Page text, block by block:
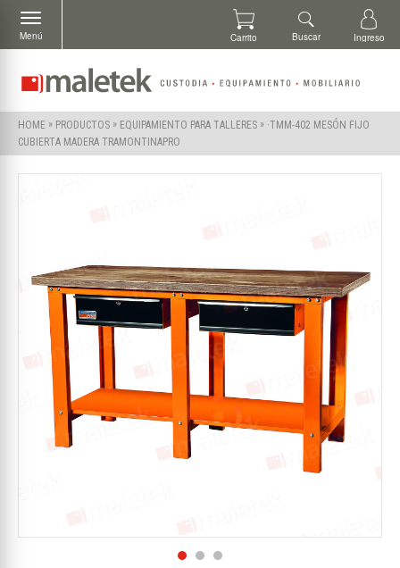
HOME » PRODUCTOS » EQUIPAMIENTO PARA TALLERES » ·TMM-402 MESÓN FIJO
CUBIERTA MADERA TRAMONTINAPRO
Menú Carrito Buscar Ingreso